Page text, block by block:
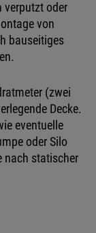
verputzt oder
von
bauseitiges
(zwei
Decke.
eventuelle
oder Silo
nach statischer